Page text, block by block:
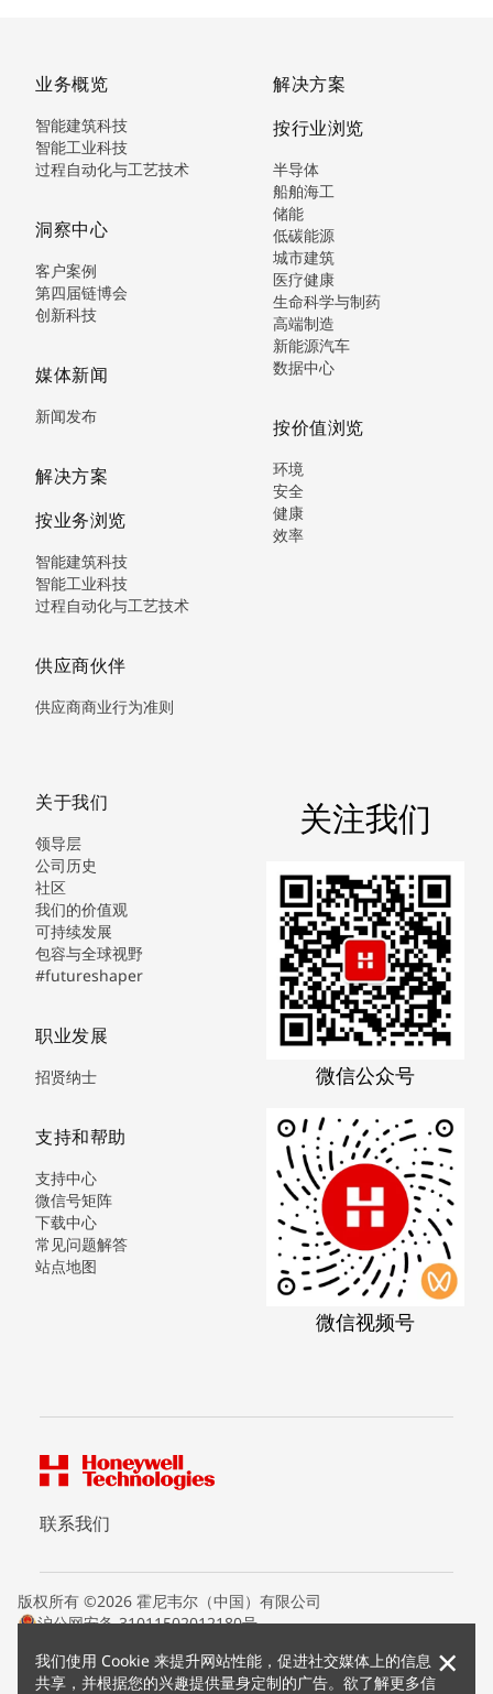
我们使用 Cookie 来提升网站性能，促进社交媒体上的信息
共享，并根据您的兴趣提供量身定制的广告。欲了解更多信×
业务概览
智能建筑科技
智能工业科技
过程自动化与工艺技术
洞察中心
客户案例
第四届链博会
创新科技
媒体新闻
新闻发布
解决方案
按业务浏览
智能建筑科技
智能工业科技
过程自动化与工艺技术
供应商伙伴
供应商商业行为准则
解决方案
按行业浏览
半导体
船舶海工
储能
低碳能源
城市建筑
医疗健康
生命科学与制药
高端制造
新能源汽车
数据中心
按价值浏览
环境
安全
健康
效率
关于我们
领导层
公司历史
社区
我们的价值观
可持续发展
包容与全球视野
#futureshaper
职业发展
招贤纳士
支持和帮助
支持中心
微信号矩阵
下载中心
常见问题解答
站点地图
关注我们
微信公众号
微信视频号
联系我们
版权所有 ©2026 霍尼韦尔（中国）有限公司
沪公网安备 31011502012180号
条款条约
隐私声明